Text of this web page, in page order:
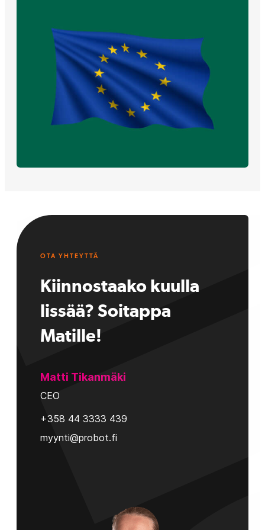
OTA YHTEYTTÄ
Kiinnostaako kuulla
lissää? Soitappa
Matille!
Matti Tikanmäki
CEO
+358 44 3333 439
myynti@probot.fi